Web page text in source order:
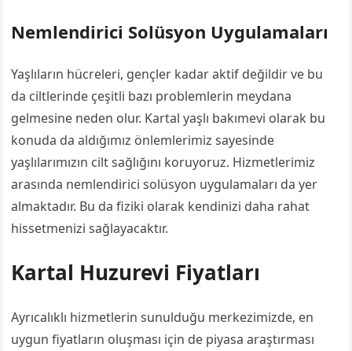
Nemlendirici Solüsyon Uygulamaları
Yaşlıların hücreleri, gençler kadar aktif değildir ve bu
da ciltlerinde çeşitli bazı problemlerin meydana
gelmesine neden olur. Kartal yaşlı bakımevi olarak bu
konuda da aldığımız önlemlerimiz sayesinde
yaşlılarımızın cilt sağlığını koruyoruz. Hizmetlerimiz
arasında nemlendirici solüsyon uygulamaları da yer
almaktadır. Bu da fiziki olarak kendinizi daha rahat
hissetmenizi sağlayacaktır.
Kartal Huzurevi Fiyatları
Ayrıcalıklı hizmetlerin sunulduğu merkezimizde, en
uygun fiyatların oluşması için de piyasa araştırması